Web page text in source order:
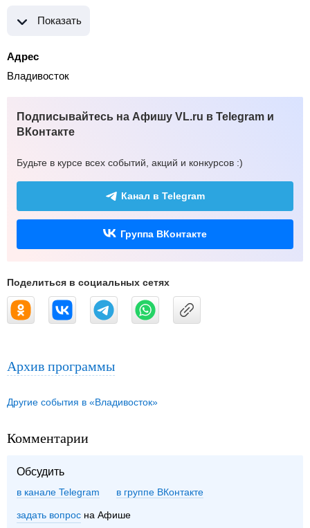
Показать
Адрес
Владивосток
Подписывайтесь на Афишу VL.ru в Telegram и
ВКонтакте
Будьте в курсе всех событий, акций и конкурсов :)
Канал в Telegram
Группа ВКонтакте
Поделиться в социальных сетях
Архив программы
Другие события в «Владивосток»
Комментарии
Обсудить
в канале Telegram группе ВКонтакте
задать вопрос на Афише